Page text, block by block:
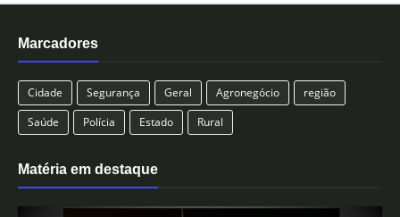
Marcadores
Cidade Segurança Geral Agronegócio
região
Saúde
Polícia Estado Rural
Matéria em destaque